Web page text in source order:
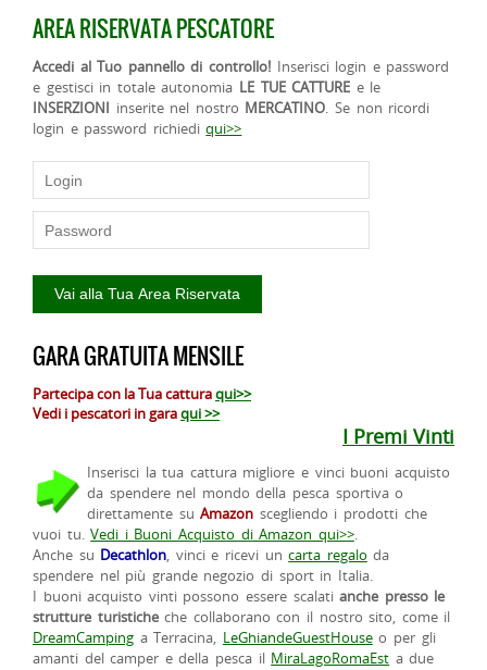
AREA RISERVATA PESCATORE
Accedi al Tuo pannello di controllo! Inserisci login e password
e gestisci in totale autonomia LE TUE CATTURE e le
INSERZIONI inserite nel nostro MERCATINO. Se non ricordi
login e password richiediqui>>
GARA GRATUITA MENSILE
Partecipa con la Tua catturaqui>>
Vedi i pescatori in garaqui >>
I Premi Vinti
Inserisci la tua cattura migliore e vinci buoni acquisto
da spendere nel mondo della pesca sportiva o
direttamente suAmazon scegliendo i prodotti che
vuoi tu.Vedi i Buoni Acquisto di Amazon qui>>.
Anche su Decathlon, vinci e ricevi uncarta regalo da
spendere nel più grande negozio di sport in Italia.
I buoni acquisto vinti possono essere scalatianche presso le
strutture turisticheche collaborano con il nostro sito, come il
DreamCamping a Terracina, LeGhiandeGuestHouseo per gli
amanti del camper e della pesca il MiraLagoRomaEst a due